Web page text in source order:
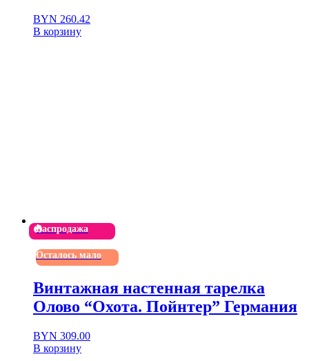
BYN 260.42
В корзину
Распродажа
Осталось мало
Винтажная настенная тарелка
Олово “Охота. Пойнтер” Германия
Первоначальная
цена
BYN 309.00Текущая
В корзину